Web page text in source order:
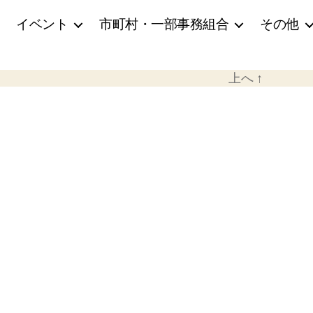
イベント 市町村・一部事務組合 その他
上へ ↑